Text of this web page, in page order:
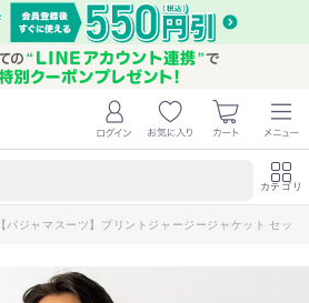
カテゴリ
【パジャマスーツ】プリントジャージージャケット セット